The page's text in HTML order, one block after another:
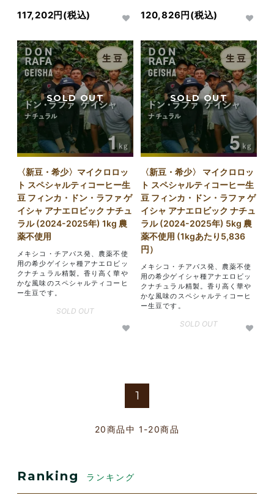
117,202円(税込) 120,826円(税込)
〈新豆・希少〉マイクロロッ
ト スペシャルティコーヒー生
豆 フィンカ・ドン・ラファ ゲ
イシャ アナエロビック ナチュ
ラル (2024-2025年) 1kg 農
薬不使用
メキシコ・チアパス発、農薬不使
用の希少ゲイシャ種アナエロビッ
クナチュラル精製。香り高く華や
かな風味のスペシャルティコーヒ
ー生豆です。
SOLD OUT
〈新豆・希少〉 マイクロロッ
ト スペシャルティコーヒー生
豆 フィンカ・ドン・ラファ ゲ
イシャ アナエロビック ナチュ
ラル (2024-2025年) 5kg 農
薬不使用 (1kgあたり5,836
円）
メキシコ・チアパス発、農薬不使
用の希少ゲイシャ種アナエロビッ
クナチュラル精製。香り高く華や
かな風味のスペシャルティコーヒ
ー生豆です。
SOLD OUT
1
20商品中 1-20商品
Ranking ランキング